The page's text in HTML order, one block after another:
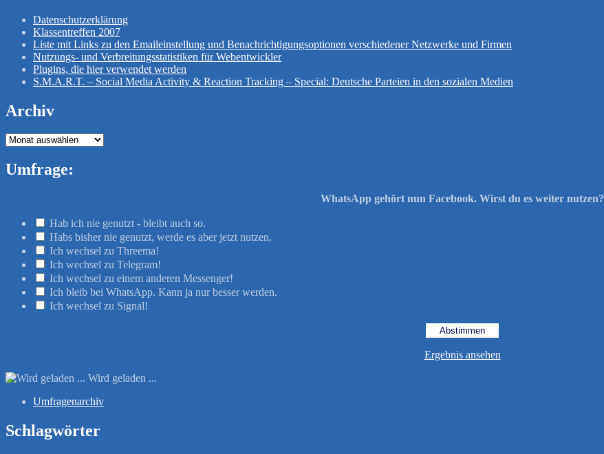
Datenschutzerklärung
Klassentreffen 2007
Liste mit Links zu den Emaileinstellung und Benachrichtigungsoptionen verschiedener Netzwerke und Firmen
Nutzungs- und Verbreitungsstatistiken für Webentwickler
Plugins, die hier verwendet werden
S.M.A.R.T. – Social Media Activity & Reaction Tracking – Special: Deutsche Parteien in den sozialen Medien
Archiv
Archiv
Umfrage:
WhatsApp gehört nun Facebook. Wirst du es weiter nutzen?
Hab ich nie genutzt - bleibt auch so.
Habs bisher nie genutzt, werde es aber jetzt nutzen.
Ich wechsel zu Threema!
Ich wechsel zu Telegram!
Ich wechsel zu einem anderen Messenger!
Ich bleib bei WhatsApp. Kann ja nur besser werden.
Ich wechsel zu Signal!
Ergebnis ansehen
Wird geladen ...
Umfragenarchiv
Schlagwörter